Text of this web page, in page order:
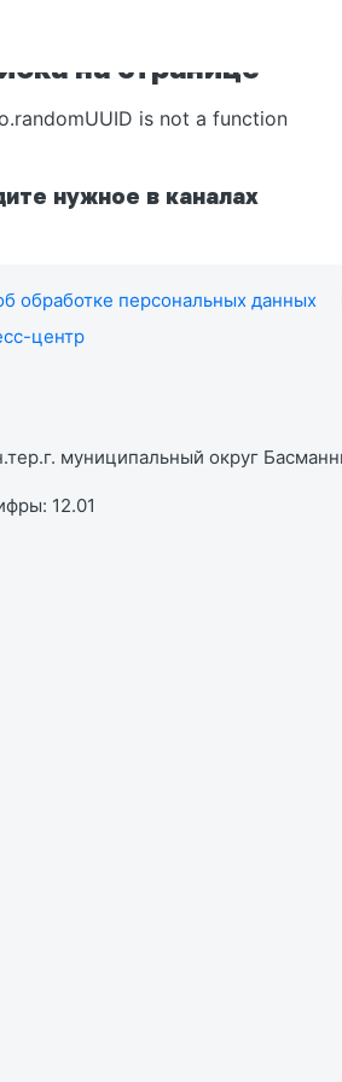
на странице
is not a function
нужное в каналах
обработке персональных данных
центр
муниципальный округ
12.01